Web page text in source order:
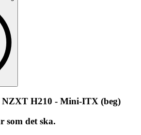
NZXT H210 - Mini-ITX (beg)
som det ska.